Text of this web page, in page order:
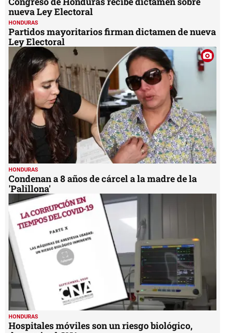
nueva Ley Electoral
HONDURAS
Partidos mayoritarios firman dictamen de nueva
Ley Electoral
HONDURAS
Condenan a 8 años de cárcel a la madre de la
'Palillona'
HONDURAS
Hospitales móviles son un riesgo biológico,